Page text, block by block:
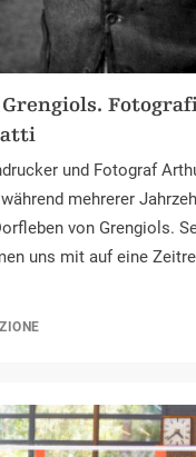
und Fotograf
mehrerer
von Grengiols.
uns mit auf eine